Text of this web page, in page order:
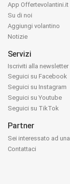
App Offertevolantini.it
Su di noi
Aggiungi volantino
Notizie
Servizi
Iscriviti alla newsletter
Seguici su Facebook
Seguici su Instagram
Seguici su Youtube
Seguici su TikTok
Partner
Sei interessato ad
Contattaci